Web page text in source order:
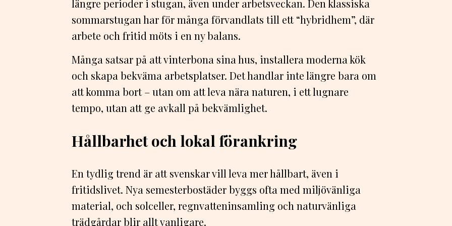
längre perioder i stugan, även under arbetsveckan. Den klassiska
sommarstugan har för många förvandlats till ett “hybridhem”, där
arbete och fritid möts i en ny balans.
Många satsar på att vinterbona sina hus, installera moderna kök
och skapa bekväma arbetsplatser. Det handlar inte längre bara om
att komma bort – utan om att leva nära naturen, i ett lugnare
tempo, utan att ge avkall på bekvämlighet.
Hållbarhet och lokal förankring
En tydlig trend är att svenskar vill leva mer hållbart, även i
fritidslivet. Nya semesterbostäder byggs ofta med miljövänliga
material, och solceller, regnvatteninsamling och naturvänliga
trädgårdar blir allt vanligare.